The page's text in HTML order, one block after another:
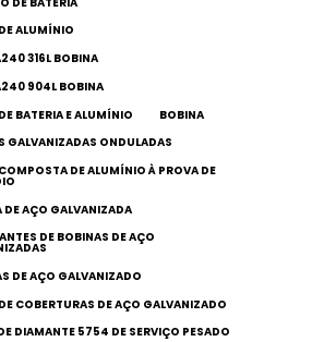
ALUMÍNIO
316L BOBINA
904L BOBINA
BATERIA E ALUMÍNIO
BOBINA
GALVANIZADAS ONDULADAS
DE ALUMÍNIO À PROVA DE
DE AÇO GALVANIZADA
DE BOBINAS DE AÇO
DE AÇO GALVANIZADO
COBERTURAS DE AÇO GALVANIZADO
DIAMANTE 5754 DE SERVIÇO PESADO